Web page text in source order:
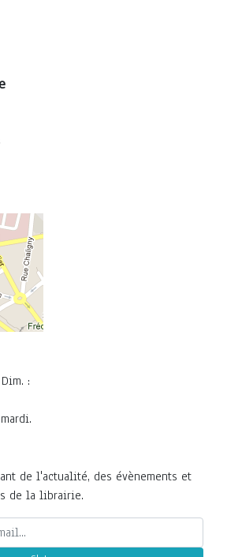
:
de l'actualité, des évènements et
de la librairie.